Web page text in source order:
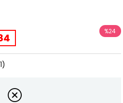
%24